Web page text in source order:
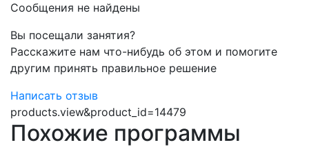
Сообщения не найдены
Вы посещали занятия?
Расскажите нам что-нибудь об этом и помогите
другим принять правильное решение
Написать отзыв
products.view&product_id=14479
Похожие программы